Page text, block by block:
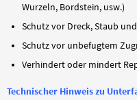
Wurzeln, Bordstein, usw.)
Schutz vor Dreck, Staub
Schutz vor unbefugtem
Verhindert oder mindert
Technischer Hinweis zu